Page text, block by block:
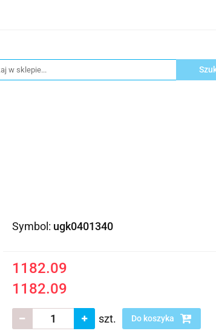
Kontakt
Symbol: ugk0401340
1182.09
1182.09
szt. Do koszyka